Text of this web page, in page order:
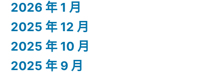
2026 年 1 月
2025 年 12 月
2025 年 10 月
2025 年 9 月